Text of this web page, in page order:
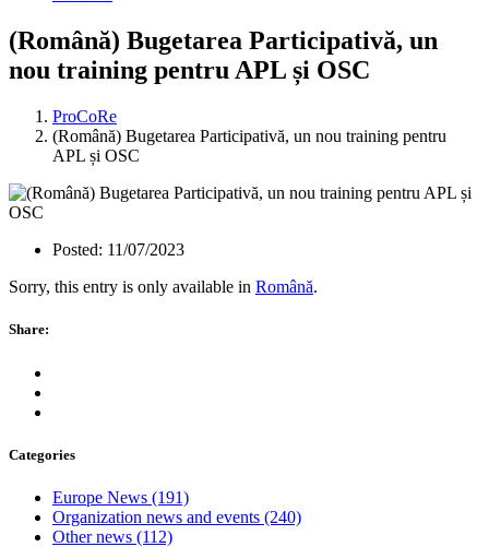
(Română) Bugetarea Participativă, un
nou training pentru APL și OSC
ProCoRe
(Română) Bugetarea Participativă, un nou training pentru
APL și OSC
Posted: 11/07/2023
Sorry, this entry is only available in Română.
Share:
Categories
Europe News (191)
Organization news and events (240)
Other news (112)